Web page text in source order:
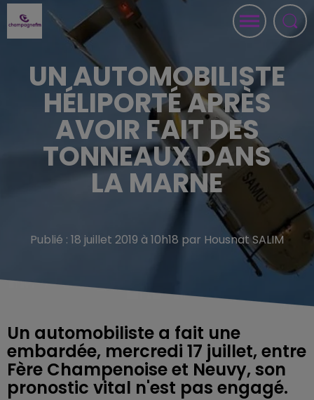
UN AUTOMOBILISTE
HÉLIPORTÉ APRÈS
AVOIR FAIT DES
TONNEAUX DANS
LA MARNE
Publié : 18 juillet 2019 à 10h18 par Housnat SALIM
Un automobiliste a fait une
embardée, mercredi 17 juillet, entre
Fère Champenoise et Neuvy, son
pronostic vital n'est pas engagé.